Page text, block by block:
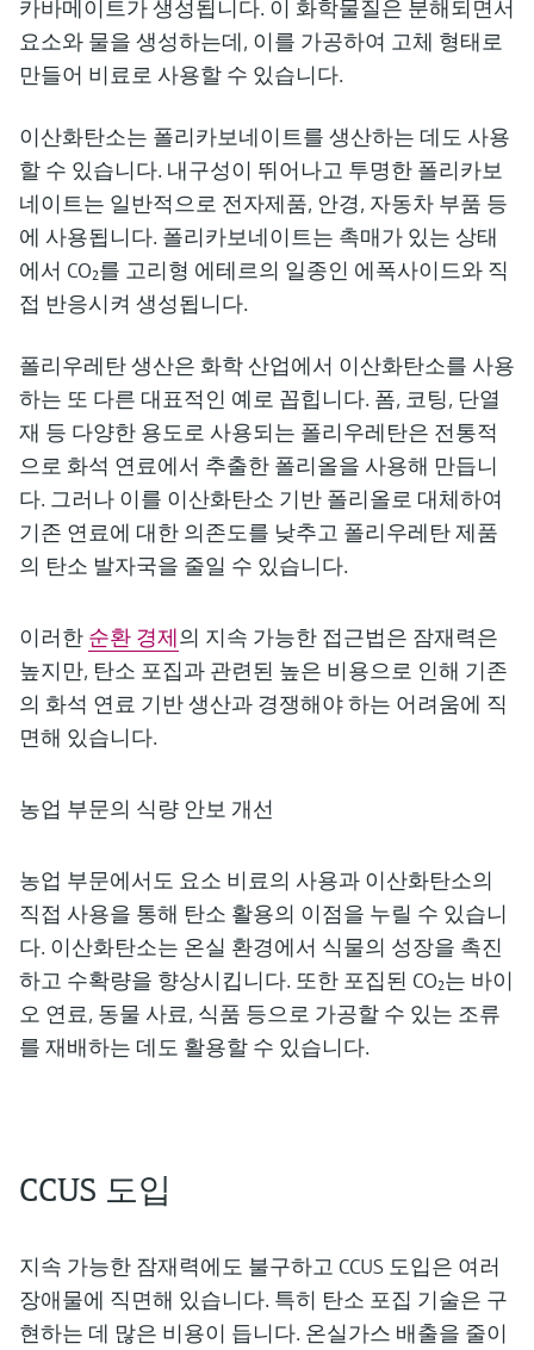
카바메이트가 생성됩니다. 이 화학물질은 분해되면서
요소와 물을 생성하는데, 이를 가공하여 고체 형태로
만들어 비료로 사용할 수 있습니다.
이산화탄소는 폴리카보네이트를 생산하는 데도 사용
할 수 있습니다. 내구성이 뛰어나고 투명한 폴리카보
네이트는 일반적으로 전자제품, 안경, 자동차 부품 등
에 사용됩니다. 폴리카보네이트는 촉매가 있는 상태
에서 CO₂를 고리형 에테르의 일종인 에폭사이드와 직
접 반응시켜 생성됩니다.
폴리우레탄 생산은 화학 산업에서 이산화탄소를 사용
하는 또 다른 대표적인 예로 꼽힙니다. 폼, 코팅, 단열
재 등 다양한 용도로 사용되는 폴리우레탄은 전통적
으로 화석 연료에서 추출한 폴리올을 사용해 만듭니
다. 그러나 이를 이산화탄소 기반 폴리올로 대체하여
기존 연료에 대한 의존도를 낮추고 폴리우레탄 제품
의 탄소 발자국을 줄일 수 있습니다.
이러한 순환 경제의 지속 가능한 접근법은 잠재력은
높지만, 탄소 포집과 관련된 높은 비용으로 인해 기존
의 화석 연료 기반 생산과 경쟁해야 하는 어려움에 직
면해 있습니다.
농업 부문의 식량 안보 개선
농업 부문에서도 요소 비료의 사용과 이산화탄소의
직접 사용을 통해 탄소 활용의 이점을 누릴 수 있습니
다. 이산화탄소는 온실 환경에서 식물의 성장을 촉진
하고 수확량을 향상시킵니다. 또한 포집된 CO₂는 바이
오 연료, 동물 사료, 식품 등으로 가공할 수 있는 조류
를 재배하는 데도 활용할 수 있습니다.
CCUS 도입
지속 가능한 잠재력에도 불구하고 CCUS 도입은 여러
장애물에 직면해 있습니다. 특히 탄소 포집 기술은 구
현하는 데 많은 비용이 듭니다. 온실가스 배출을 줄이